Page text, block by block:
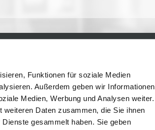
Funktionen für soziale Medien
Außerdem geben wir Informationen
Medien, Werbung und Analysen weiter.
Daten zusammen, die Sie ihnen
gesammelt haben. Sie geben
Sitemap
Datenschutz
Cookie-Einstellungen